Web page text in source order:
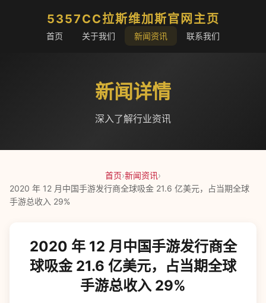
5357CC拉斯维加斯官网主页
首页 关于我们 新闻资讯 联系我们
新闻详情
深入了解行业资讯
首页›新闻资讯›
2020 年 12 月中国手游发行商全球吸金 21.6 亿美元，占当期全球
手游总收入 29%
2020 年 12 月中国手游发行商全
球吸金 21.6 亿美元，占当期全球
手游总收入 29%